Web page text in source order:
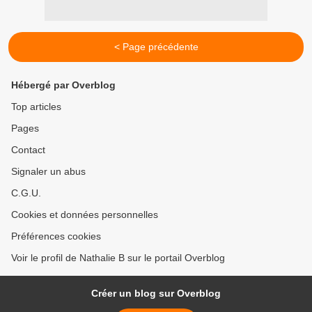
< Page précédente
Hébergé par Overblog
Top articles
Pages
Contact
Signaler un abus
C.G.U.
Cookies et données personnelles
Préférences cookies
Voir le profil de Nathalie B sur le portail Overblog
Créer un blog sur Overblog